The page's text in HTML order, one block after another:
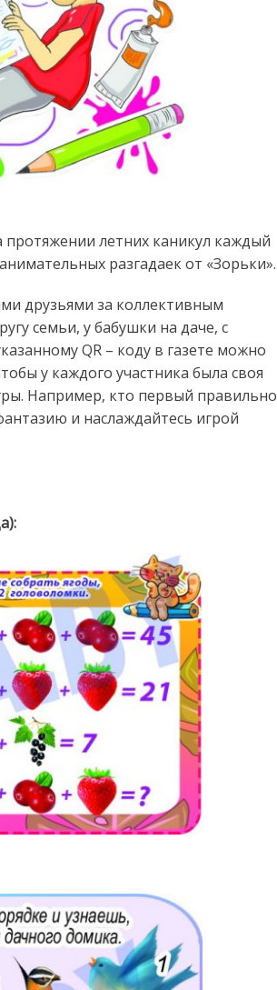
летних каникул каждый
разгадаек от «Зорьки».
друзьями за коллективным
семьи, у бабушки на даче, с
QR – коду в газете можно
у каждого участника была своя
Например, кто первый правильно
и наслаждайтесь игрой